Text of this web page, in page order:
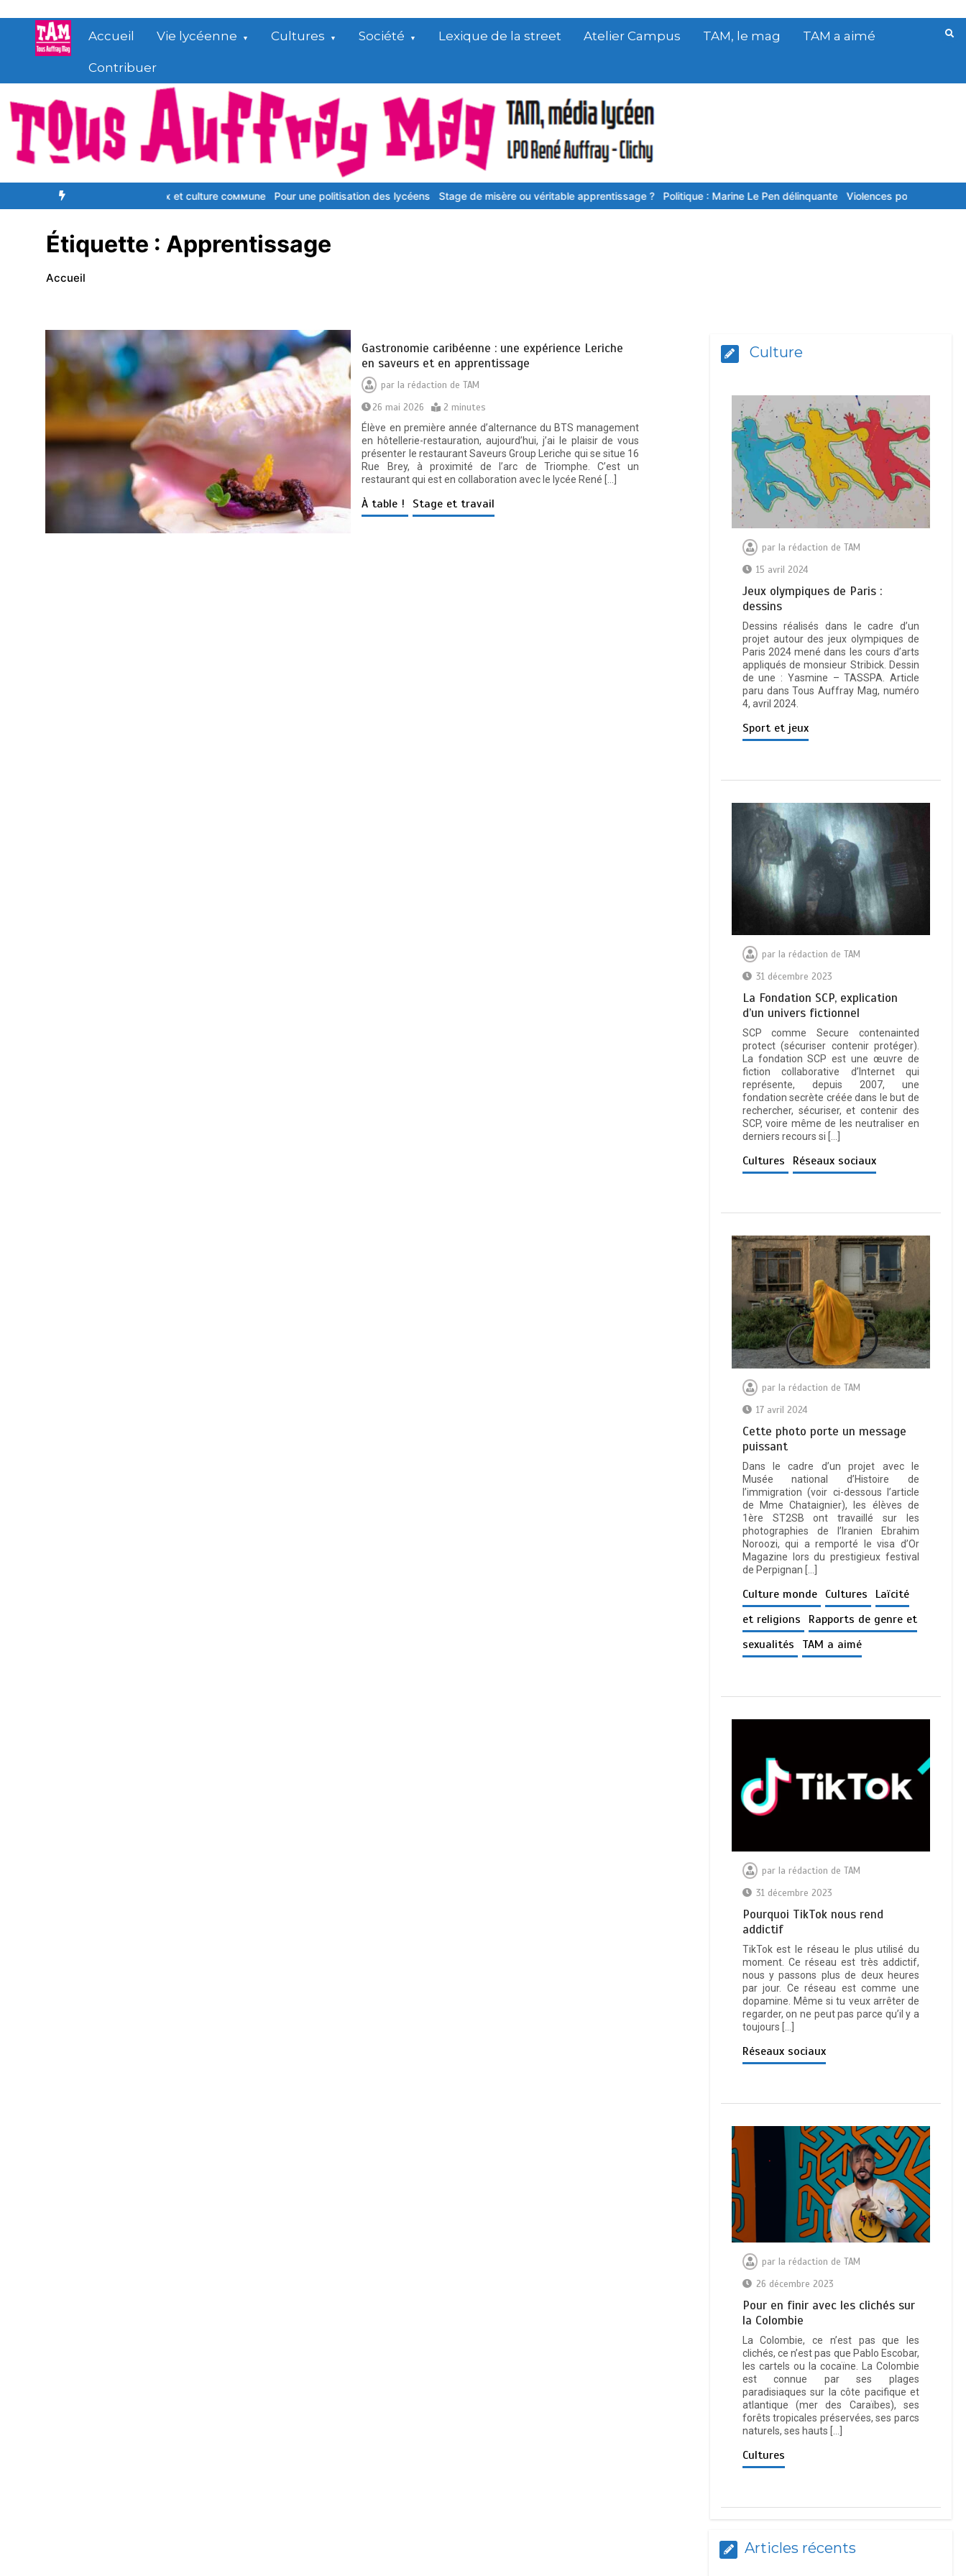
contenu
Accueil Vie lycéenne Cultures Société Lexique de la street Atelier Campus TAM, le mag TAM a aimé
Contribuer
Ѕіgnеѕ rеlіgіеuх еt сulturе соммunе Pour une politisation des lycéens Stage de misère ou véritable apprentissage ? Politique : Marine Le Pen délinquante Violences policières : « J’ai cru
Étiquette : Apprentissage
Accueil
Gastronomie caribéenne : une expérience Leriche
en saveurs et en apprentissage
parla rédaction de TAM
26 mai 2026
2 minutes
Élève en première année d’alternance du BTS management
en hôtellerie-restauration, aujourd’hui, j’ai le plaisir de vous
présenter le restaurant Saveurs Group Leriche qui se situe 16
Rue Brey, à proximité de l’arc de Triomphe. C’est un
restaurant qui est en collaboration avec le lycée René […]
À table ! Stage et travail
Culture
par la rédaction de TAM
15 avril 2024
Jeux olympiques de Paris :
dessins
Dessins réalisés dans le cadre d’un
projet autour des jeux olympiques de
Paris 2024 mené dans les cours d’arts
appliqués de monsieur Stribick. Dessin
de une : Yasmine – TASSPA. Article
paru dans Tous Auffray Mag, numéro
4, avril 2024.
Sport et jeux
par la rédaction de TAM
31 décembre 2023
La Fondation SCP, explication
d’un univers fictionnel
SCP comme Secure contenainted
protect (sécuriser contenir protéger).
La fondation SCP est une œuvre de
fiction collaborative d’Internet qui
représente, depuis 2007, une
fondation secrète créée dans le but de
rechercher, sécuriser, et contenir des
SCP, voire même de les neutraliser en
derniers recours si […]
Cultures Réseaux sociaux
par la rédaction de TAM
17 avril 2024
Cette photo porte un message
puissant
Dans le cadre d’un projet avec le
Musée national d’Histoire de
l’immigration (voir ci-dessous l’article
de Mme Chataignier), les élèves de
1ère ST2SB ont travaillé sur les
photographies de l’Iranien Ebrahim
Noroozi, qui a remporté le visa d’Or
Magazine lors du prestigieux festival
de Perpignan […]
Culture monde Cultures
Laïcité
et religions
Rapports de genre et
sexualités
TAM a aimé
par la rédaction de TAM
31 décembre 2023
Pourquoi TikTok nous rend
addictif
TikTok est le réseau le plus utilisé du
moment. Ce réseau est très addictif,
nous y passons plus de deux heures
par jour. Ce réseau est comme une
dopamine. Même si tu veux arrêter de
regarder, on ne peut pas parce qu’il y a
toujours […]
Réseaux sociaux
par la rédaction de TAM
26 décembre 2023
Pour en finir avec les clichés sur
la Colombie
La Colombie, ce n’est pas que les
clichés, ce n’est pas que Pablo Escobar,
les cartels ou la cocaïne. La Colombie
est connue par ses plages
paradisiaques sur la côte pacifique et
atlantique (mer des Caraïbes), ses
forêts tropicales préservées, ses parcs
naturels, ses hauts […]
Cultures
Articles récents